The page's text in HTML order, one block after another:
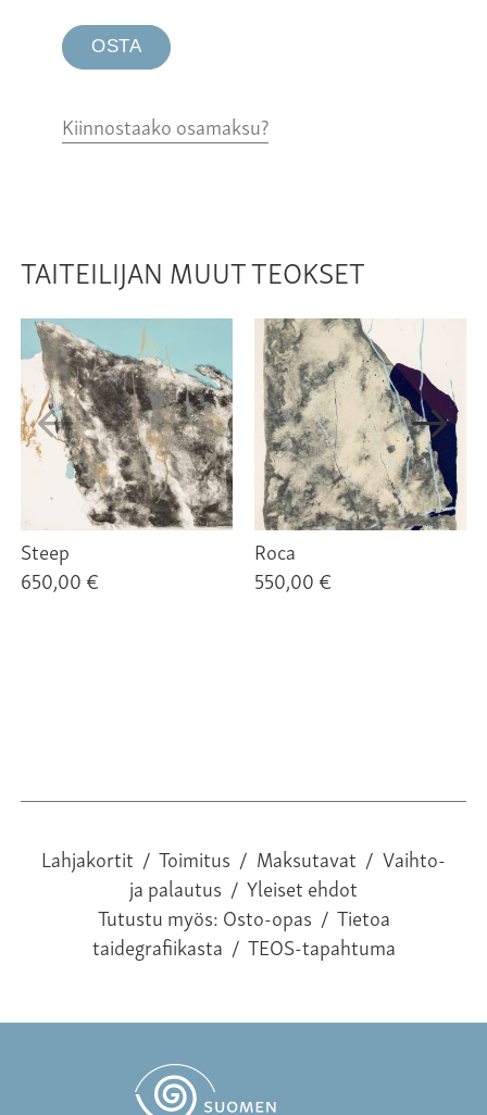
OSTA
Kiinnostaako osamaksu?
TAITEILIJAN MUUT TEOKSET
Steep
650,00 €
Roca
550,00 €
Lahjakortit / Toimitus / Maksutavat / Vaihto-
ja palautus / Yleiset ehdot
Tutustu myös:Osto-opas / Tietoa
taidegrafiikasta / TEOS-tapahtuma